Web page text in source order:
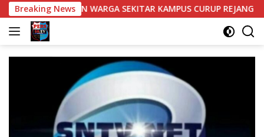
Langsung
ke
konten
Breaking News
WARGA SEKITAR KAMPUS CURUP REJANG LEBONG